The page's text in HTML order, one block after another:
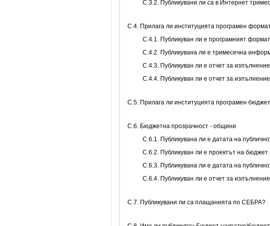
С.3.2. Публикувани ли са в Интернет
С.4. Прилага ли институцията програмен
С.4.1. Публикуван ли е програмният
С.4.2. Публикувана ли е тримесечна
С.4.3. Публикуван ли е отчет за
С.4.4. Публикуван ли е отчет за
С.5. Прилага ли институцията програмен
C.6. Бюджетна прозрачност - общини
С.6.1. Публикувана ли е датата на
С.6.2. Публикуван ли е проектът на
С.6.3. Публикувана ли е датата на
С.6.4. Публикуван ли е отчет за
С.7. Публикувани ли са плащанията по СЕБРА?